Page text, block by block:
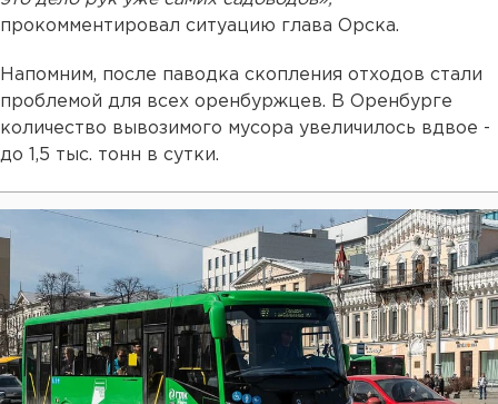
прокомментировал ситуацию глава Орска.
Напомним, после паводка скопления отходов стали
проблемой для всех оренбуржцев. В Оренбурге
количество вывозимого мусора увеличилось вдвое -
до 1,5 тыс. тонн в сутки.